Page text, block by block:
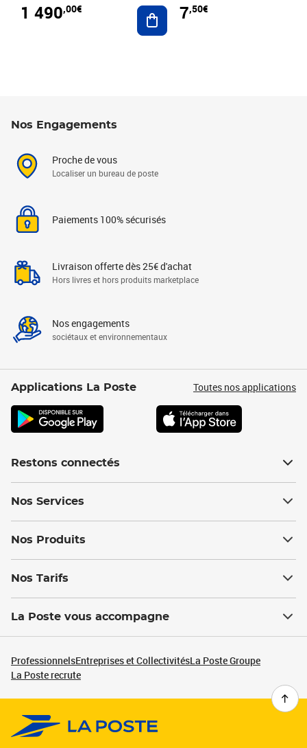
1 490,00€ Ajouter au panier
7,50€
Nos Engagements
Proche de vous
Localiser un bureau de poste
Paiements 100% sécurisés
Livraison offerte dès 25€ d'achat
Hors livres et hors produits marketplace
Nos engagements
sociétaux et environnementaux
Applications La Poste Toutes nos applications
Restons connectés
Nos Services
Nos Produits
Nos Tarifs
La Poste vous accompagne
ProfessionnelsEntreprises et CollectivitésLa Poste Groupe
La Poste recrute